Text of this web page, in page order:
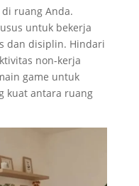
ruang Anda.
untuk bekerja
dan disiplin. Hindari
non-kerja
game untuk
kuat antara ruang